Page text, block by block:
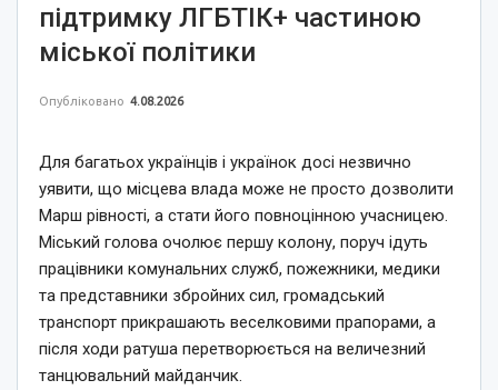
підтримку ЛГБТІК+ частиною
міської політики
Опубліковано 4.08.2026
Для багатьох українців і українок досі незвично
уявити, що місцева влада може не просто дозволити
Марш рівності, а стати його повноцінною учасницею.
Міський голова очолює першу колону, поруч ідуть
працівники комунальних служб, пожежники, медики
та представники збройних сил, громадський
транспорт прикрашають веселковими прапорами, а
після ходи ратуша перетворюється на величезний
танцювальний майданчик.